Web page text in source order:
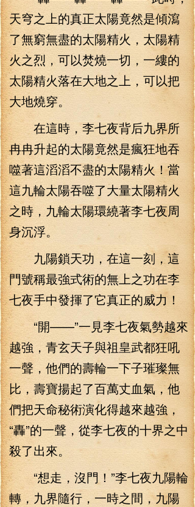
天穹之上的真正太陽竟然是傾瀉
了無窮無盡的太陽精火，太陽精
火之烈，可以焚燒一切，一縷的
太陽精火落在大地之上，可以把
大地燒穿。
在這時，李七夜背后九界所
冉冉升起的太陽竟然是瘋狂地吞
噬著這滔滔不盡的太陽精火！當
這九輪太陽吞噬了大量太陽精火
之時，九輪太陽環繞著李七夜周
身沉浮。
九陽鎖天功，在這一刻，這
門號稱最強式術的無上之功在李
七夜手中發揮了它真正的威力！
“開——”一見李七夜氣勢越來
越強，青玄天子與祖皇武都狂吼
一聲，他們的壽輪一下子璀璨無
比，壽寶揚起了百萬丈血氣，他
們把天命秘術演化得越來越強，
“轟”的一聲，從李七夜的十界之中
殺了出來。
“想走，沒門！”李七夜九陽輪
轉，九界隨行，一時之間，九陽